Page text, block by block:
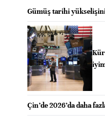
Gümüş tarihi
Çin’de 2026’da daha